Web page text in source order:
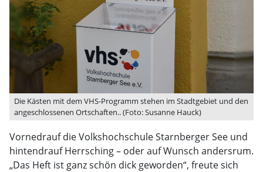
Die Kästen mit dem VHS-Programm stehen im Stadtgebiet und den
angeschlossenen Ortschaften.. (Foto: Susanne Hauck)
Vornedrauf die Volkshochschule Starnberger See und
hintendrauf Herrsching – oder auf Wunsch andersrum.
„Das Heft ist ganz schön dick geworden“, freute sich